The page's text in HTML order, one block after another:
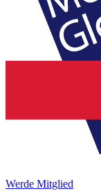
Werde Mitglied